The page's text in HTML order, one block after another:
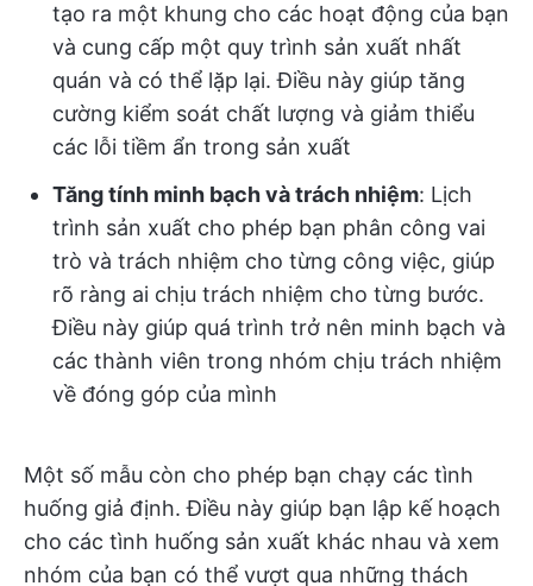
tạo ra một khung cho các hoạt động của bạn
và cung cấp một quy trình sản xuất nhất
quán và có thể lặp lại. Điều này giúp tăng
cường kiểm soát chất lượng và giảm thiểu
các lỗi tiềm ẩn trong sản xuất
Tăng tính minh bạch và trách nhiệm: Lịch
trình sản xuất cho phép bạn phân công vai
trò và trách nhiệm cho từng công việc, giúp
rõ ràng ai chịu trách nhiệm cho từng bước.
Điều này giúp quá trình trở nên minh bạch và
các thành viên trong nhóm chịu trách nhiệm
về đóng góp của mình
Một số mẫu còn cho phép bạn chạy các tình
huống giả định. Điều này giúp bạn lập kế hoạch
cho các tình huống sản xuất khác nhau và xem
nhóm của bạn có thể vượt qua những thách